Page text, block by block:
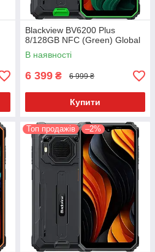
Blackview BV6200 Plus
8/128GB NFC (Green) Global
В наявності
6 399 ₴ 6 999 ₴
Купити
Топ продажів –2%